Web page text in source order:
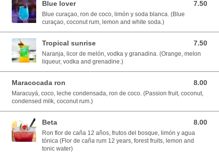
Blue lover 7.50
7.50 USD
Blue curaçao, ron de coco, limón y soda blanca. (Blue
curaçao, coconut rum, lemon and white soda.)
Tropical sunrise 7.50
7.50 USD
Naranja, licor de melón, vodka y granadina. (Orange, melon
liqueur, vodka and grenadine.)
Maracocada ron 8.00
8.00 USD
Maracuyá, coco, leche condensada, ron de coco. (Passion fruit, coconut,
condensed milk, coconut rum.)
Beta 8.00
8.00 USD
Ron flor de caña 12 años, frutos del bosque, limón y agua
tónica (Flor de caña rum 12 years, forest fruits, lemon and
tonic water)